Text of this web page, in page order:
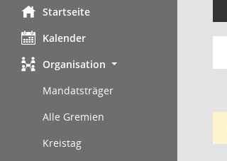
Startseite
Kalender
Organisation
Mandatsträger
Alle Gremien
Kreistag